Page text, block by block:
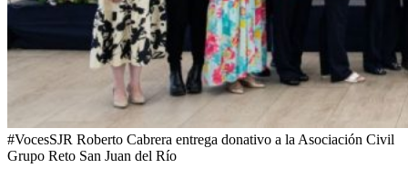
#VocesSJR Roberto Cabrera entrega donativo a la Asociación Civil
Grupo Reto San Juan del Río